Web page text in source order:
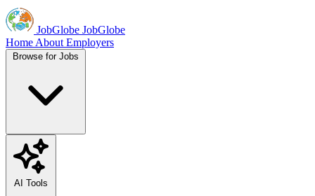
JobGlobe JobGlobe
Home About Employers
Browse for Jobs
AI Tools